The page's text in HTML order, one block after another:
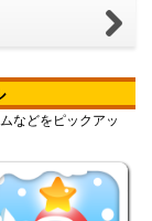
などをピックアッ